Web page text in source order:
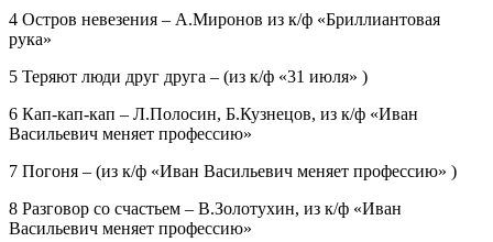
4 Остров невезения – А.Миронов из к/ф «Бриллиантовая
рука»
5 Теряют люди друг друга – (из к/ф «31 июля» )
6 Кап-кап-кап – Л.Полосин, Б.Кузнецов, из к/ф «Иван
Васильевич меняет профессию»
7 Погоня – (из к/ф «Иван Васильевич меняет профессию» )
8 Разговор со счастьем – В.Золотухин, из к/ф «Иван
Васильевич меняет профессию»